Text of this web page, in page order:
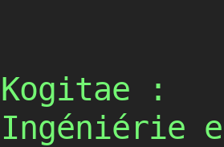
Kogitae :
Ingéniérie